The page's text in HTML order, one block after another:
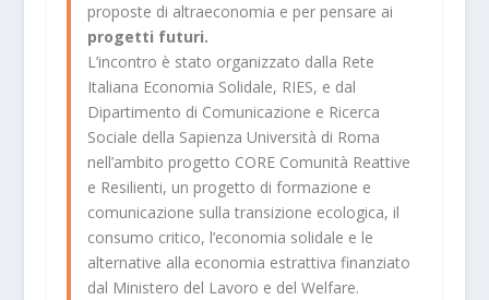
proposte di altraeconomia e per pensare ai
progetti futuri.
L’incontro è stato organizzato dalla Rete
Italiana Economia Solidale, RIES, e dal
Dipartimento di Comunicazione e Ricerca
Sociale della Sapienza Università di Roma
nell’ambito progetto CORE Comunità Reattive
e Resilienti, un progetto di formazione e
comunicazione sulla transizione ecologica, il
consumo critico, l’economia solidale e le
alternative alla economia estrattiva finanziato
dal Ministero del Lavoro e del Welfare.